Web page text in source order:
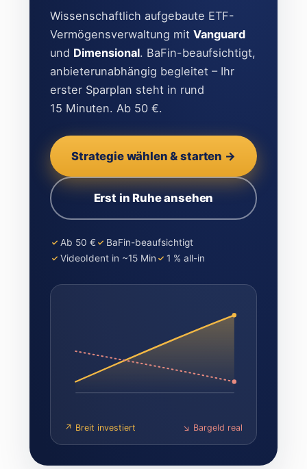
Wissenschaftlich aufgebaute ETF-
Vermögensverwaltung mit Vanguard
und Dimensional. BaFin-beaufsichtigt,
anbieterunabhängig begleitet – Ihr
erster Sparplan steht in rund
15 Minuten. Ab 50 €.
Strategie wählen & starten →
Erst in Ruhe ansehen
Ab 50 €
BaFin-beaufsichtigt
VideoIdent in ~15 Min
1 % all-in
↗ Breit investiert ↘ Bargeld real